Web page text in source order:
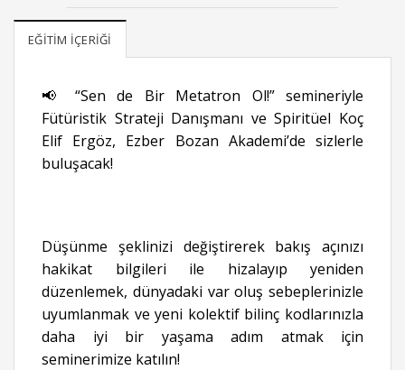
EĞITIM İÇERIĞI
📢 “Sen de Bir Metatron Ol!” semineriyle
Fütüristik Strateji Danışmanı ve Spiritüel Koç
Elif Ergöz, Ezber Bozan Akademi’de sizlerle
buluşacak!
Düşünme şeklinizi değiştirerek bakış açınızı
hakikat bilgileri ile hizalayıp yeniden
düzenlemek, dünyadaki var oluş sebeplerinizle
uyumlanmak ve yeni kolektif bilinç kodlarınızla
daha iyi bir yaşama adım atmak için
seminerimize katılın!